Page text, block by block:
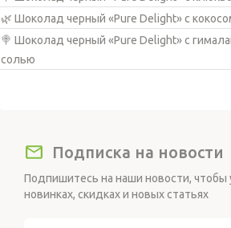
Подписка на новости
Подпишитесь на наши новости, чтобы
новинках, скидках и новых статьях
🌿 Шоколад черный «Pure Delight» с
🍭 Шоколад черный «Pure Delight» с
солью